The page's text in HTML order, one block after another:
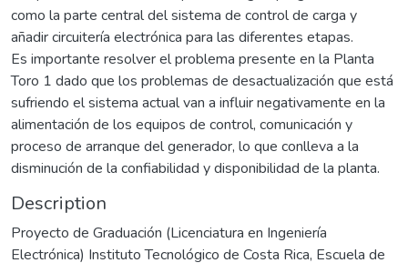
como la parte central del sistema de control de carga y
añadir circuitería electrónica para las diferentes etapas.
Es importante resolver el problema presente en la Planta
Toro 1 dado que los problemas de desactualización que está
sufriendo el sistema actual van a influir negativamente en la
alimentación de los equipos de control, comunicación y
proceso de arranque del generador, lo que conlleva a la
disminución de la confiabilidad y disponibilidad de la planta.
Description
Proyecto de Graduación (Licenciatura en Ingeniería
Electrónica) Instituto Tecnológico de Costa Rica, Escuela de